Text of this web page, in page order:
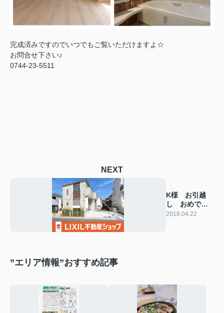
完成済みですのでいつでもご覧いただけますよ☆
お問合せ下さい♪
0744-23-5511
NEXT
K様 お引越
し おめでと
うございます!
2018.04.22
”エリア情報”おすすめ記事